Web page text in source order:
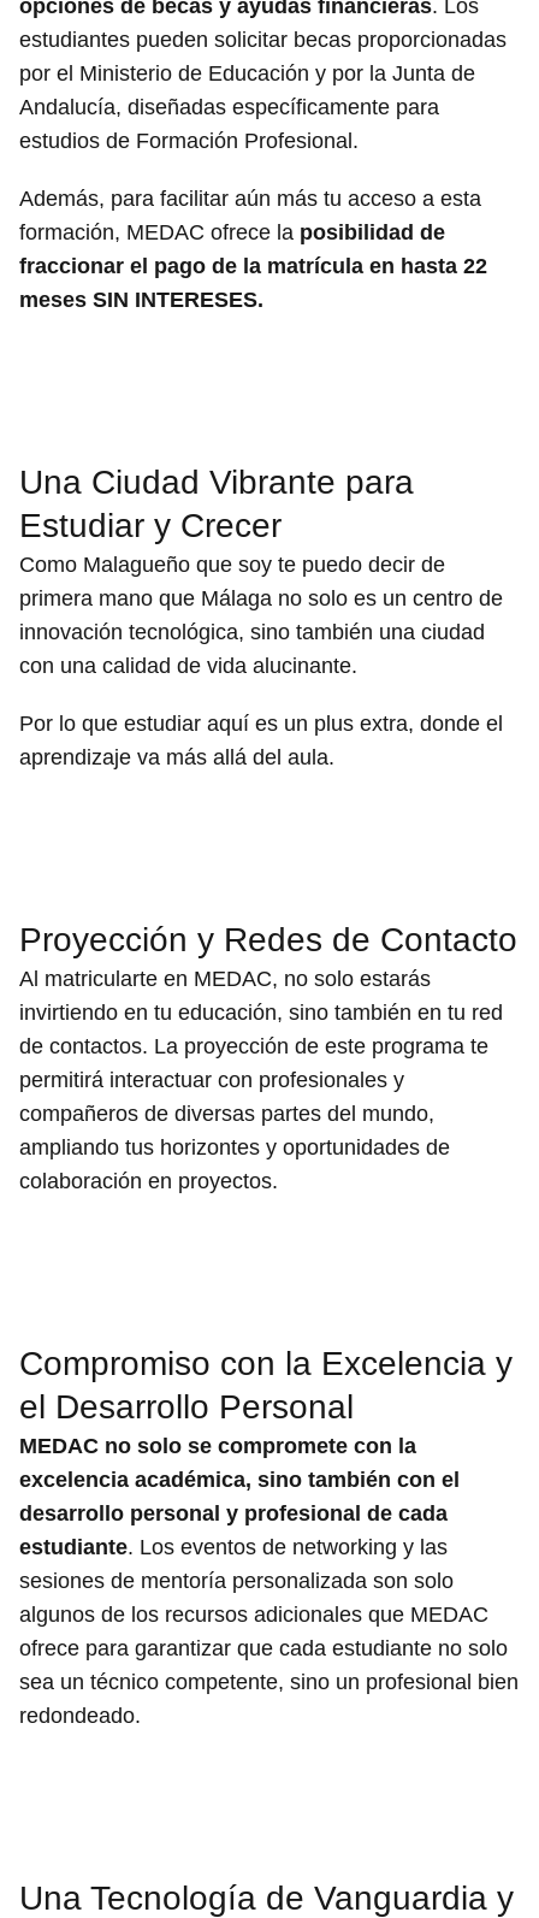
opciones de becas y ayudas financieras. Los
estudiantes pueden solicitar becas proporcionadas
por el Ministerio de Educación y por la Junta de
Andalucía, diseñadas específicamente para
estudios de Formación Profesional.
Además, para facilitar aún más tu acceso a esta
formación, MEDAC ofrece la posibilidad de
fraccionar el pago de la matrícula en hasta 22
meses SIN INTERESES.
Una Ciudad Vibrante para
Estudiar y Crecer
Como Malagueño que soy te puedo decir de
primera mano que Málaga no solo es un centro de
innovación tecnológica, sino también una ciudad
con una calidad de vida alucinante.
Por lo que estudiar aquí es un plus extra, donde el
aprendizaje va más allá del aula.
Proyección y Redes de Contacto
Al matricularte en MEDAC, no solo estarás
invirtiendo en tu educación, sino también en tu red
de contactos. La proyección de este programa te
permitirá interactuar con profesionales y
compañeros de diversas partes del mundo,
ampliando tus horizontes y oportunidades de
colaboración en proyectos.
Compromiso con la Excelencia y
el Desarrollo Personal
MEDAC no solo se compromete con la
excelencia académica, sino también con el
desarrollo personal y profesional de cada
estudiante. Los eventos de networking y las
sesiones de mentoría personalizada son solo
algunos de los recursos adicionales que MEDAC
ofrece para garantizar que cada estudiante no solo
sea un técnico competente, sino un profesional bien
redondeado.
Una Tecnología de Vanguardia y